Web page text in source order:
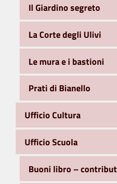
Il Giardino segreto
La Corte degli Ulivi
Le mura e i bastioni
Prati di Bianello
Ufficio Cultura
Ufficio Scuola
Buoni libro –